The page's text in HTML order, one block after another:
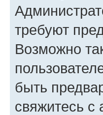
требуют
Возможно
быть
свяжитесь